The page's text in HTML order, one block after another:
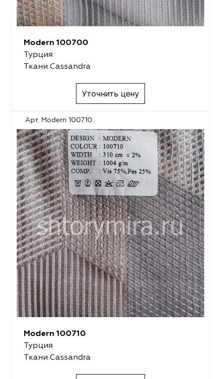
Modern 100700
Турция
Ткани Cassandra
Уточнить цену
Арт. Modern 100710
Modern 100710
Турция
Ткани Cassandra